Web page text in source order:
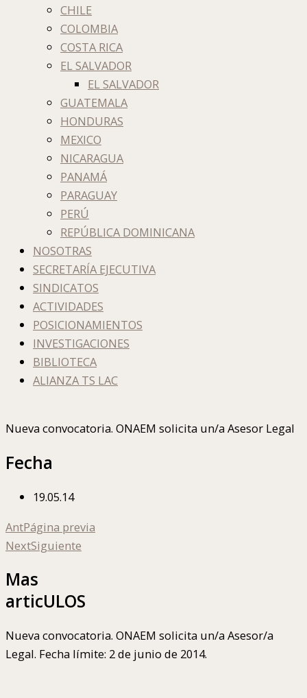
CHILE
COLOMBIA
COSTA RICA
EL SALVADOR
EL SALVADOR
GUATEMALA
HONDURAS
MEXICO
NICARAGUA
PANAMÁ
PARAGUAY
PERÚ
REPÚBLICA DOMINICANA
NOSOTRAS
SECRETARÍA EJECUTIVA
SINDICATOS
ACTIVIDADES
POSICIONAMIENTOS
INVESTIGACIONES
BIBLIOTECA
ALIANZA TS LAC
Nueva convocatoria. ONAEM solicita un/a Asesor Legal
Fecha
19.05.14
AntPágina previa
NextSiguiente
Mas
articULOS
Nueva convocatoria. ONAEM solicita un/a Asesor/a
Legal. Fecha límite: 2 de junio de 2014.